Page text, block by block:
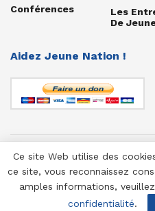
Conférences
Les
De
Aidez Jeune Nation !
© 1958-2025 Jeune Nation
Ce site Web utilise des
ce site, vous reconnaissez
amples informations,
confidentialité.